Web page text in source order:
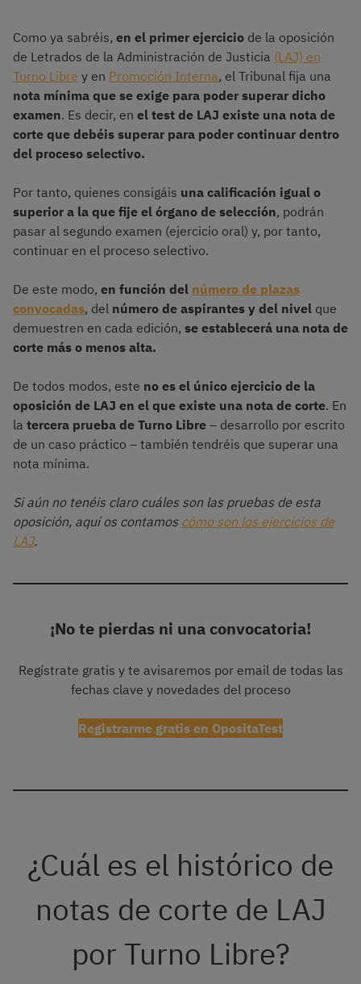
Como ya sabréis, en el primer ejercicio de la oposición
de Letrados de la Administración de Justicia (LAJ) en
Turno Libre y en Promoción Interna, el Tribunal fija una
nota mínima que se exige para poder superar dicho
examen. Es decir, en el test de LAJ existe una nota de
corte que debéis superar para poder continuar dentro
del proceso selectivo.
Por tanto, quienes consigáis una calificación igual o
superior a la que fije el órgano de selección, podrán
pasar al segundo examen (ejercicio oral) y, por tanto,
continuar en el proceso selectivo.
De este modo, en función del número de plazas
convocadas, del número de aspirantes y del nivel que
demuestren en cada edición, se establecerá una nota de
corte más o menos alta.
De todos modos, este no es el único ejercicio de la
oposición de LAJ en el que existe una nota de corte. En
la tercera prueba de Turno Libre – desarrollo por escrito
de un caso práctico – también tendréis que superar una
nota mínima.
Si aún no tenéis claro cuáles son las pruebas de esta
oposición, aquí os contamos cómo son los ejercicios de
LAJ.
¡No te pierdas ni una convocatoria!
Regístrate gratis y te avisaremos por email de todas las
fechas clave y novedades del proceso
Registrarme gratis en OpositaTest
¿Cuál es el histórico de
notas de corte de LAJ
por Turno Libre?